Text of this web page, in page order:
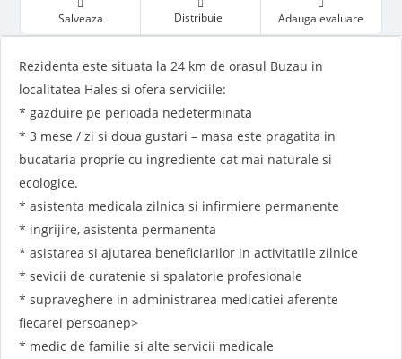
Salveaza Distribuie Adauga evaluare
Rezidenta este situata la 24 km de orasul Buzau in
localitatea Hales si ofera serviciile:
* gazduire pe perioada nedeterminata
* 3 mese / zi si doua gustari – masa este pragatita in
bucataria proprie cu ingrediente cat mai naturale si
ecologice.
* asistenta medicala zilnica si infirmiere permanente
* ingrijire, asistenta permanenta
* asistarea si ajutarea beneficiarilor in activitatile zilnice
* sevicii de curatenie si spalatorie profesionale
* supraveghere in administrarea medicatiei aferente
fiecarei persoanep>
* medic de familie si alte servicii medicale